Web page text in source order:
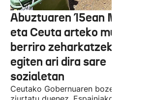
Abuztuaren 15ean Maroko
eta Ceuta arteko muga
berriro zeharkatzeko deia
egiten ari dira sare
sozialetan
Ceutako Gobernuaren bozeramaileak